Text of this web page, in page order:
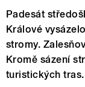
Padesát
Králové
stromy.
Kromě sázení
turistických tras.